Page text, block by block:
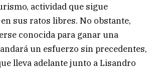
actividad que sigue
sus ratos libres. No obstante,
conocida para ganar una
un esfuerzo sin precedentes,
lleva adelante junto a Lisandro